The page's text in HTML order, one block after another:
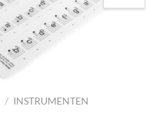
Toevoegen
/ INSTRUMENTEN